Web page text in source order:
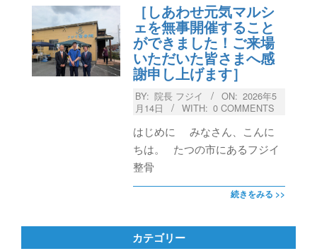
［しあわせ元気マルシ
ェを無事開催すること
ができました！ご来場
いただいた皆さまへ感
謝申し上げます］
BY: 院長 フジイ ON: 2026年5
月14日
WITH: 0 COMMENTS
はじめに みなさん、こんに
ちは。 たつの市にあるフジイ
整骨
続きをみる >>
カテゴリー